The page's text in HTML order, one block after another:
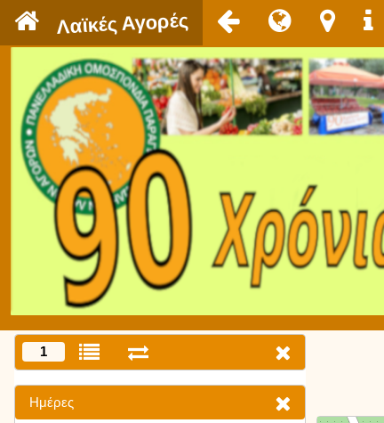
Λαϊκές Αγορές
1
Ημέρες